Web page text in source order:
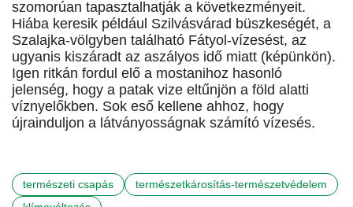
szomorúan tapasztalhatják a következményeit.
Hiába keresik például Szilvásvárad büszkeségét, a
Szalajka-völgyben található Fátyol-vízesést, az
ugyanis kiszáradt az aszályos idő miatt (képünkön).
Igen ritkán fordul elő a mostanihoz hasonló
jelenség, hogy a patak vize eltűnjön a föld alatti
víznyelőkben. Sok eső kellene ahhoz, hogy
újrainduljon a látványosságnak számító vízesés.
természeti csapás
természetkárosítás-természetvédelem